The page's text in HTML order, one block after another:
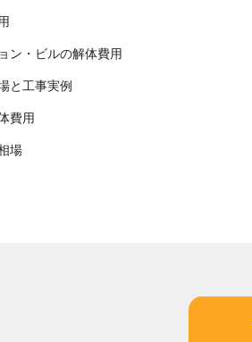
ン・ビルの解体費用
と工事実例
費用
場